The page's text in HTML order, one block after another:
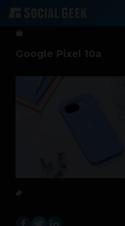
Sergio Ramos 19 de febrero de 2026
Google Pixel 10a